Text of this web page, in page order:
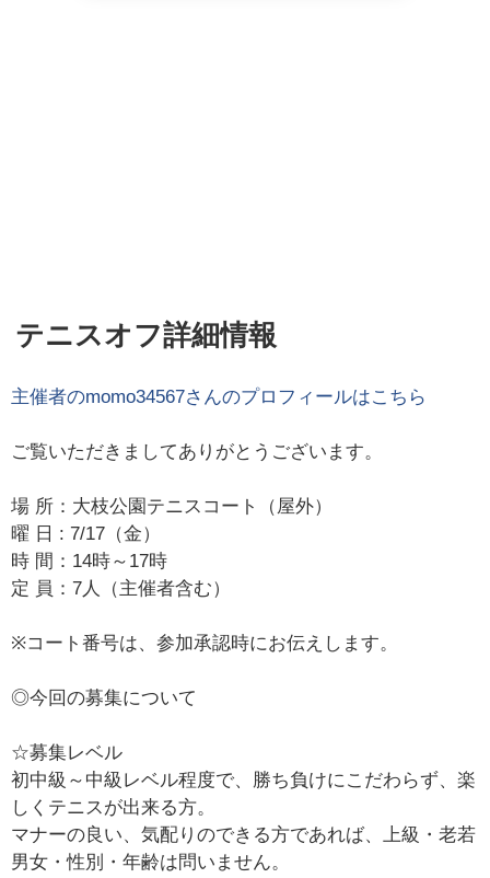
テニスオフ詳細情報
主催者のmomo34567さんのプロフィールはこちら
ご覧いただきましてありがとうございます。
場 所：大枝公園テニスコート（屋外）
曜 日 : 7/17（金）
時 間：14時～17時
定 員：7人（主催者含む）
※コート番号は、参加承認時にお伝えします。
◎今回の募集について
☆募集レベル
初中級～中級レベル程度で、勝ち負けにこだわらず、楽
しくテニスが出来る方。
マナーの良い、気配りのできる方であれば、上級・老若
男女・性別・年齢は問いません。